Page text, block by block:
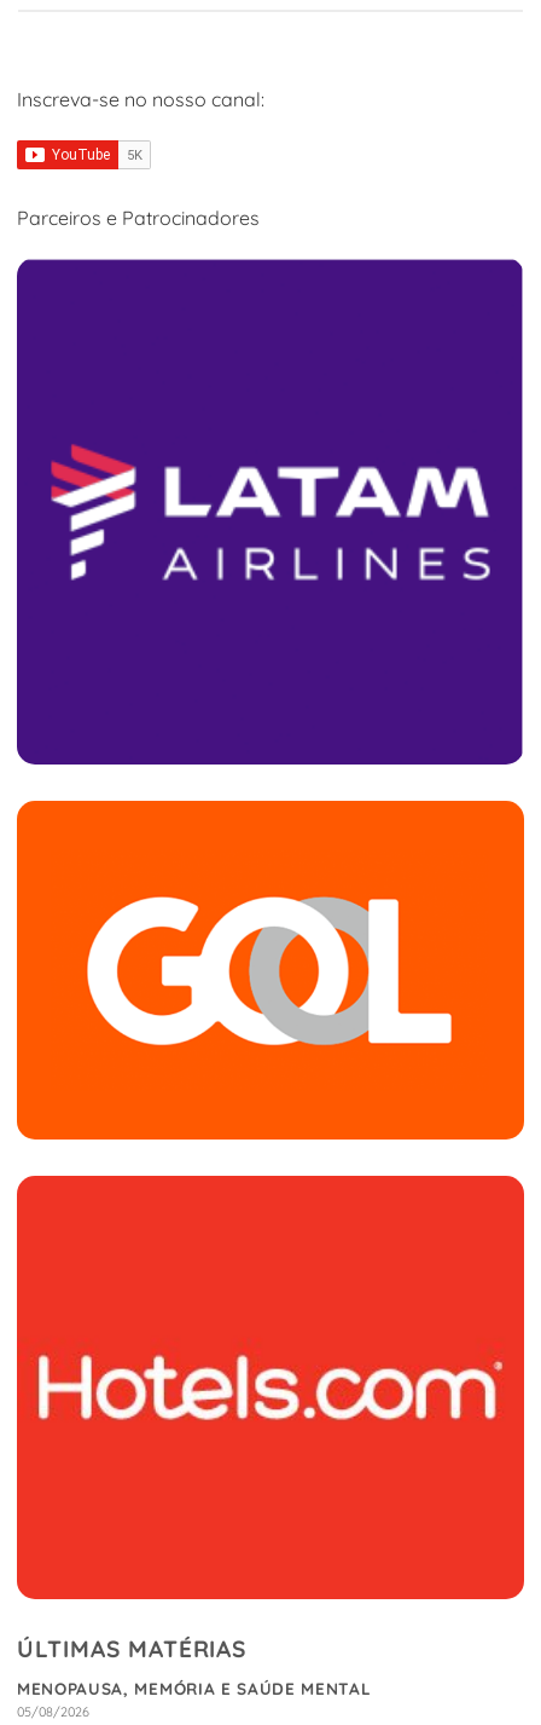
Inscreva-se no nosso canal:
Parceiros e Patrocinadores
ÚLTIMAS MATÉRIAS
MENOPAUSA, MEMÓRIA E SAÚDE MENTAL
05/08/2026